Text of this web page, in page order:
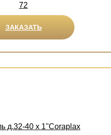
72
ЗАКАЗАТЬ